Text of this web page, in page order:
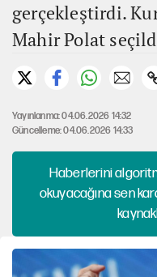
gerçekleştirdi.
Mahir Polat
Yayınlanma: 04.06.2026 14:32
Güncelleme: 04.06.2026 14:33
Haberlerini
okuyacağına sen